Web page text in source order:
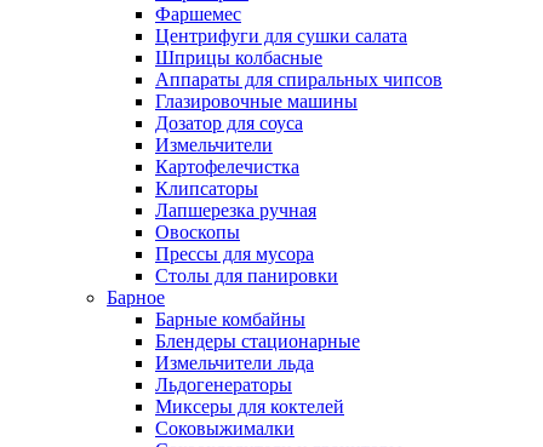
Фаршемес
Центрифуги для сушки салата
Шприцы колбасные
Аппараты для спиральных чипсов
Глазировочные машины
Дозатор для соуса
Измельчители
Картофелечистка
Клипсаторы
Лапшерезка ручная
Овоскопы
Прессы для мусора
Столы для панировки
Барное
Барные комбайны
Блендеры стационарные
Измельчители льда
Льдогенераторы
Миксеры для коктелей
Соковыжималки